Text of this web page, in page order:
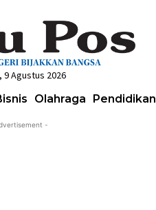
9 Agustus 2026
Olahraga Pendidikan
-